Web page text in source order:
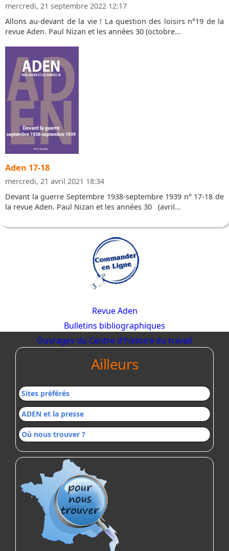
mercredi, 21 septembre 2022 12:17
Allons au-devant de la vie ! La question des loisirs n°19 de la
revue Aden. Paul Nizan et les années 30 (octobre...
Aden 17-18
mercredi, 21 avril 2021 18:34
Devant la guerre Septembre 1938-septembre 1939 n° 17-18 de
la revue Aden. Paul Nizan et les années 30 (avril...
Revue Aden
Bulletins bibliographiques
Ouvrages du Centre d'histoire du travail
Ailleurs
Sites préférés
ADEN et la presse
Où nous trouver ?